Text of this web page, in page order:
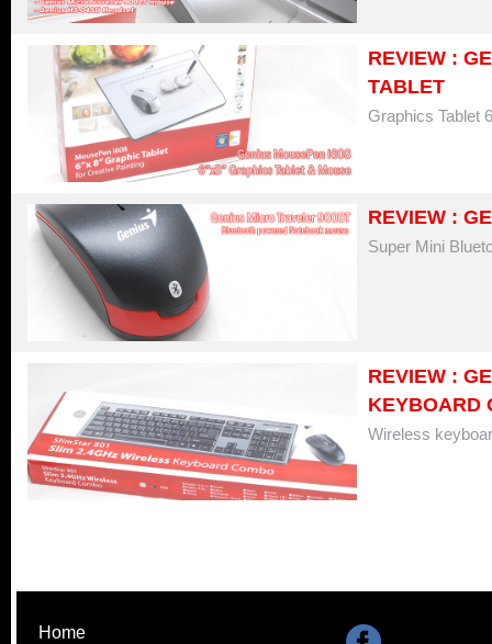
REVIEW :
TABLET
Graphics Tablet
REVIEW :
Super Mini
REVIEW :
KEYBOARD
Wireless
Home